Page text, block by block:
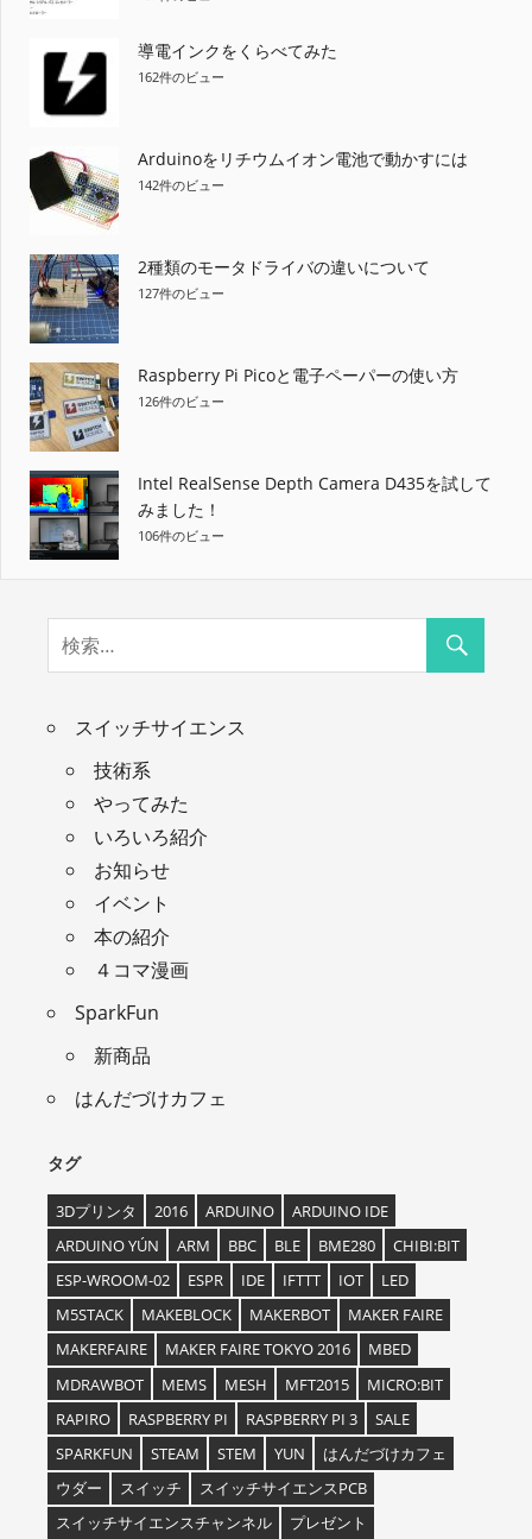
導電インクをくらべてみた
162件のビュー
Arduinoをリチウムイオン電池で動かすには
142件のビュー
2種類のモータドライバの違いについて
127件のビュー
Raspberry Pi Picoと電子ペーパーの使い方
126件のビュー
Intel RealSense Depth Camera D435を試して
みました！
106件のビュー
スイッチサイエンス
技術系
やってみた
いろいろ紹介
お知らせ
イベント
本の紹介
４コマ漫画
SparkFun
新商品
はんだづけカフェ
タグ
3Dプリンタ 2016 ARDUINO
ARDUINO IDE
ARDUINO YÚN
ARM BBC BLE BME280
CHIBI:BIT
ESP-WROOM-02
ESPR IDE IFTTT IOT
LED
M5STACK
MAKEBLOCK MAKERBOT
MAKER FAIRE
MAKERFAIRE
MAKER FAIRE TOKYO 2016
MBED
MDRAWBOT
MEMS MESH MFT2015
MICRO:BIT
RAPIRO
RASPBERRY PI RASPBERRY PI 3
SALE
SPARKFUN
STEAM STEM YUN
はんだづけカフェ
ウダー
スイッチ
スイッチサイエンスPCB
スイッチサイエンスチャンネル
プレゼント